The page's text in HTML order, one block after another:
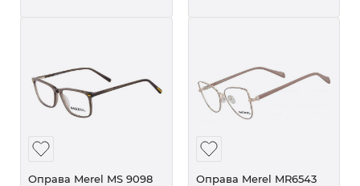
Оправа Merel MS 9098
Оправа Merel MR6543